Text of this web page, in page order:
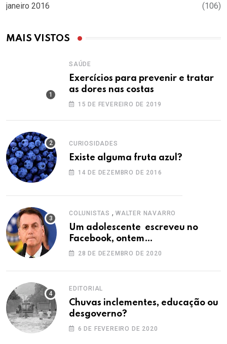
janeiro 2016 (106)
MAIS VISTOS
SAÚDE
Exercícios para prevenir e tratar
as dores nas costas
15 DE FEVEREIRO DE 2019
CURIOSIDADES
Existe alguma fruta azul?
14 DE DEZEMBRO DE 2016
COLUNISTAS , WALTER NAVARRO
Um adolescente escreveu no
Facebook, ontem…
28 DE DEZEMBRO DE 2020
EDITORIAL
Chuvas inclementes, educação ou
desgoverno?
6 DE FEVEREIRO DE 2020